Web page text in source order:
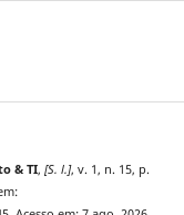
& TI, [S. l.], v. 1, n. 15, p.